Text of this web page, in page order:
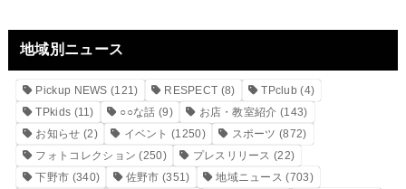
地域別ニュース
Pickup NEWS (121) RESPECT (8) TPclub (4)
TPkids (11) ○○な話 (9) お店・教室紹介 (143)
お知らせ (2) イベント (1250) スポーツ (872)
フォトコレクション (250) プレスリリース (22)
下野市 (340) 佐野市 (351) 地域ニュース (703)